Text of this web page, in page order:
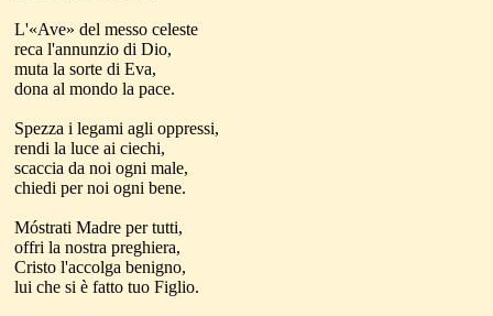
L'«Ave» del messo celeste
reca l'annunzio di Dio,
muta la sorte di Eva,
dona al mondo la pace.
Spezza i legami agli oppressi,
rendi la luce ai ciechi,
scaccia da noi ogni male,
chiedi per noi ogni bene.
Móstrati Madre per tutti,
offri la nostra preghiera,
Cristo l'accolga benigno,
lui che si è fatto tuo Figlio.